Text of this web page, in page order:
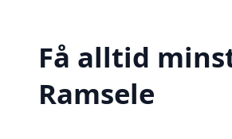
Få alltid
Ramsele